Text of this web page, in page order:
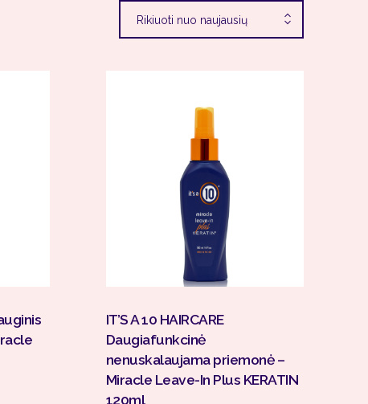
Rikiuoti nuo naujausių
IT’S A 10 HAIRCARE
Daugiafunkcinė
nenuskalaujama priemonė –
Miracle Leave-In Plus KERATIN
120ml